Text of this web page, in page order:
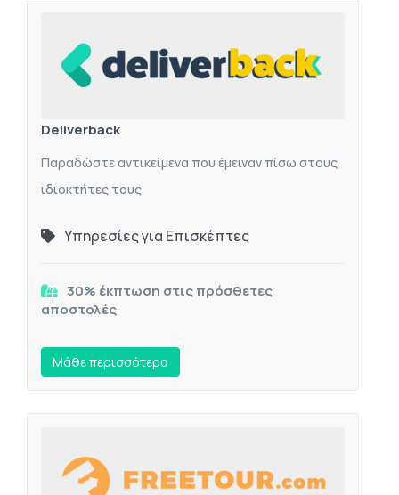
Deliverback
Παραδώστε αντικείμενα που έμειναν πίσω στους
ιδιοκτήτες τους
Υπηρεσίες για Επισκέπτες
30% έκπτωση στις πρόσθετες
αποστολές
Mάθε περισσότερα